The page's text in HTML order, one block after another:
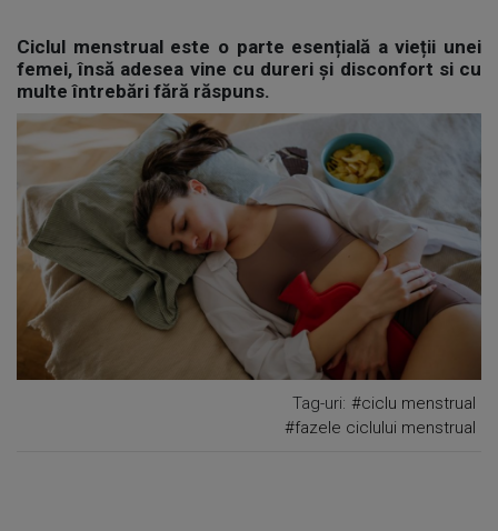
Ciclul menstrual este o parte esențială a vieții unei
femei, însă adesea vine cu dureri și disconfort si cu
multe întrebări fără răspuns.
Tag-uri: #ciclu menstrual
#fazele ciclului menstrual